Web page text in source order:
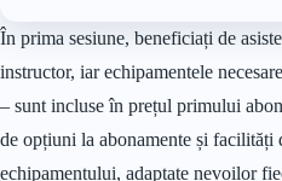
limitele personale sunt încurajate
prietenos.
După toate acele calorii arse la